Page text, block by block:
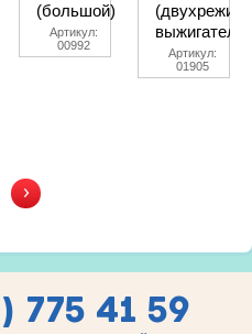
(большой)
Артикул:
00992
выжигатель)
Артикул:
01905
›
775 41 59